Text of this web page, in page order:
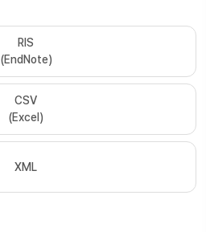
RIS
(EndNote)
CSV
(Excel)
XML